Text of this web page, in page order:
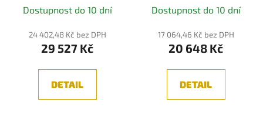
Dostupnost do 10 dní
24 402,48 Kč bez DPH
29 527 Kč
DETAIL
Dostupnost do 10 dní
17 064,46 Kč bez DPH
20 648 Kč
DETAIL